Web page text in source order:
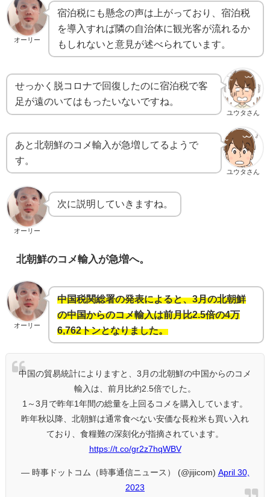
オーリー
宿泊税にも懸念の声は上がっており、宿泊税
を導入すれば隣の自治体に観光客が流れるか
もしれないと意見が述べられています。
ユウタさん
せっかく脱コロナで回復したのに宿泊税で客
足が遠のいてはもったいないですね。
ユウタさん
あと北朝鮮のコメ輸入が急増してるようで
す。
オーリー
次に説明していきますね。
北朝鮮のコメ輸入が急増へ。
オーリー
中国税関総署の発表によると、3月の北朝鮮
の中国からのコメ輸入は前月比2.5倍の4万
6,762トンとなりました。
中国の貿易統計によりますと、3月の北朝鮮の中国からのコメ
輸入は、前月比約2.5倍でした。
1～3月で昨年1年間の総量を上回るコメを購入しています。
昨年秋以降、北朝鮮は通常食べない安価な長粒米も買い入れ
ており、食糧難の深刻化が指摘されています。
https://t.co/gr2z7hqWBV
— 時事ドットコム（時事通信ニュース） (@jijicom) April 30,
2023